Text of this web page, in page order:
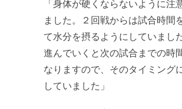
「身体が硬くならないように注
ました。２回戦からは試合時間
て水分を摂るようにしていまし
進んでいくと次の試合までの時
なりますので、そのタイミング
していました」